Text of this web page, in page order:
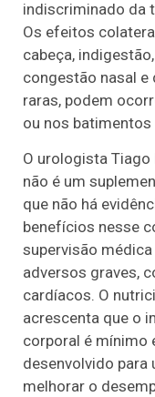
indiscriminado da
Os efeitos
cabeça,
congestão nasal e
raras, podem
ou nos
O urologista
não é um
que não há
benefícios nesse
supervisão
adversos graves,
cardíacos. O
acrescenta que o
corporal é mínimo
desenvolvido para
melhorar o